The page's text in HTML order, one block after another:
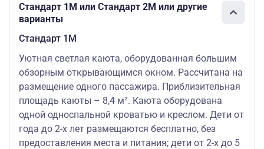
Стандарт 1M или Стандарт 2M или другие
варианты
Стандарт 1M
Уютная светлая каюта, оборудованная большим
обзорным открывающимся окном. Рассчитана на
размещение одного пассажира. Приблизительная
площадь каюты – 8,4 м². Каюта оборудована
одной односпальной кроватью и креслом. Дети от
года до 2-х лет размещаются бесплатно, без
предоставления места и питания; дети от 2-х до 5